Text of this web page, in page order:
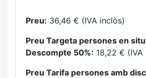
Preu: 36,46 € (IVA inclòs)
Preu Targeta persones en
Descompte 50%: 18,22 € (IVA
Preu Tarifa persones amb